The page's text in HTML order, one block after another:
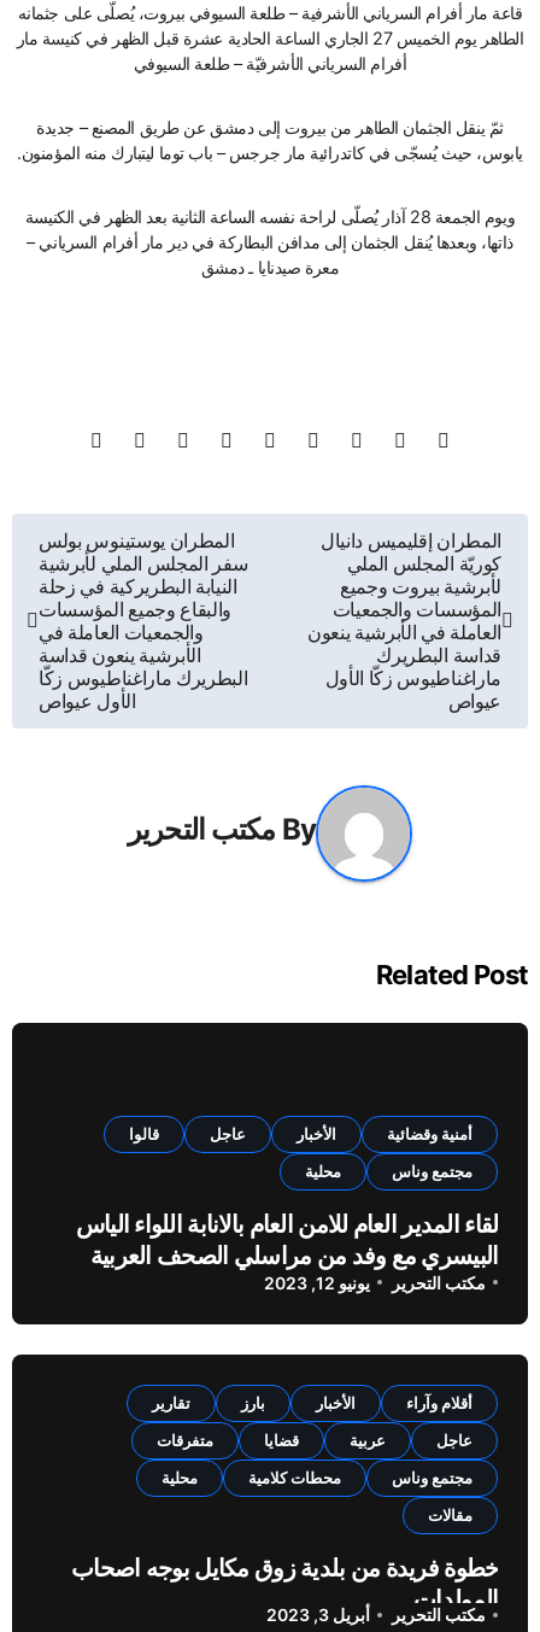
قاعة مار أفرام السرياني الأشرفية – طلعة السيوفي بيروت، يُصلّى على جثمانه
الطاهر يوم الخميس 27 الجاري الساعة الحادية عشرة قبل الظهر في كنيسة مار
أفرام السرياني الأشرفيّة – طلعة السيوفي
ثمّ ينقل الجثمان الطاهر من بيروت إلى دمشق عن طريق المصنع – جديدة
يابوس، حيث يُسجّى في كاتدرائية مار جرجس – باب توما ليتبارك منه المؤمنون.
ويوم الجمعة 28 آذار يُصلّى لراحة نفسه الساعة الثانية بعد الظهر في الكنيسة
ذاتها، وبعدها يُنقل الجثمان إلى مدافن البطاركة في دير مار أفرام السرياني –
معرة صيدنايا ـ دمشق
تصفّح
المقالات
المطران إقليميس دانيال
كوريّة المجلس الملي
لأبرشية بيروت وجميع
المؤسسات والجمعيات
العاملة في الأبرشية ينعون
قداسة البطريرك
ماراغناطيوس زكّا الأول
عيواص
المطران يوستينوس بولس
سفر المجلس الملي لأبرشية
النيابة البطريركية في زحلة
والبقاع وجميع المؤسسات
والجمعيات العاملة في
الأبرشية ينعون قداسة
البطريرك ماراغناطيوس زكّا
الأول عيواص
By مكتب التحرير
Related Post
أمنية وقضائية الأخبار عاجل
قالوا
مجتمع وناس
محلية
لقاء المدير العام للامن العام بالانابة اللواء الياس
البيسري مع وفد من مراسلي الصحف العربية
مكتب التحرير يونيو 12, 2023
أقلام وآراء الأخبار بارز
تقارير
عاجل
عربية قضايا
متفرقات
مجتمع وناس
محطات كلامية
محلية
مقالات
خطوة فريدة من بلدية زوق مكايل بوجه اصحاب
المولدات
مكتب التحرير أبريل 3, 2023